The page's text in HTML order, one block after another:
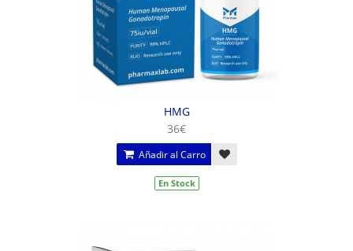
HMG
36€
Añadir al Carro
En Stock